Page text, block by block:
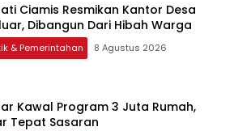
Ciamis Resmikan Kantor Desa
Dibangun Dari Hibah Warga
& Pemerintahan 8 Agustus 2026
Kawal Program 3 Juta Rumah,
Tepat Sasaran